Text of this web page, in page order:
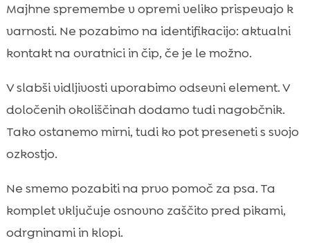
Majhne spremembe v opremi veliko prispevajo k
varnosti. Ne pozabimo na identifikacijo: aktualni
kontakt na ovratnici in čip, če je le možno.
V slabši vidljivosti uporabimo odsevni element. V
določenih okoliščinah dodamo tudi nagobčnik.
Tako ostanemo mirni, tudi ko pot preseneti s svojo
ozkostjo.
Ne smemo pozabiti na prvo pomoč za psa. Ta
komplet vključuje osnovno zaščito pred pikami,
odrgninami in klopi.